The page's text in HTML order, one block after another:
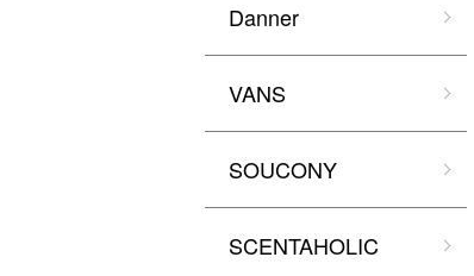
Danner
VANS
SOUCONY
SCENTAHOLIC